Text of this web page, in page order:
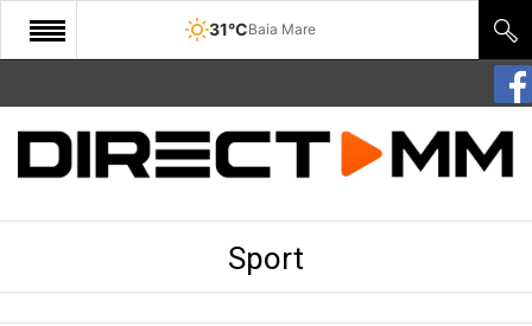
31°CBaia Mare
START
COMUNITATE
Sport